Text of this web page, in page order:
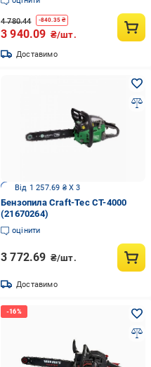
4 780.44 -840.35₴
3 940.09 ₴/шт.
Доставимо
Від 1 257.69 ₴ X 3
Бензопила Craft-Tec СТ-4000
(21670264)
оцінити
3 772.69 ₴/шт.
Доставимо